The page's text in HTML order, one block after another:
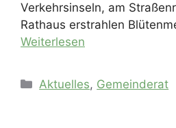
Verkehrsinseln, am
Rathaus erstrahlen
Weiterlesen
Kategorien
Aktuelles, Gemeinderat